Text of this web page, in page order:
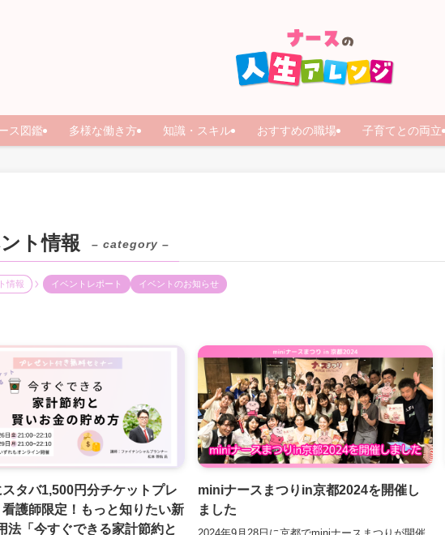
ス図鑑 多様な働き方 知識・スキル おすすめの職場 子育てとの両立
ト情報 – category –
情報 イベントレポート イベントのお知らせ
スタバ1,500円分チケットプレ
護師限定！もっと知りたい新
法「今すぐできる家計節約と
miniナースまつりin京都2024を開催し
ました